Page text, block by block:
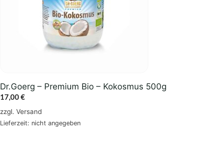
Dr.Goerg – Premium Bio – Kokosmus 500g
17,00€
zzgl. Versand
Lieferzeit: nicht angegeben